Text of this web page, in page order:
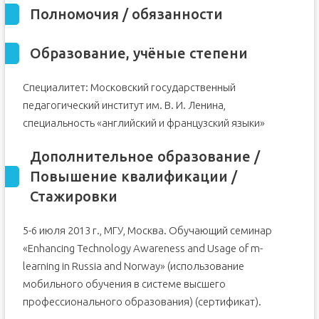
Полномочия / обязанности
Образование, учёные степени
Специалитет: Московский государственный
педагогический институт им. В. И. Ленина,
специальность «английский и французский языки»
Дополнительное образование /
Повышение квалификации /
Стажировки
5-6 июля 2013 г., МГУ, Москва. Обучающий семинар
«Enhancing Technology Awareness and Usage of m-
learning in Russia and Norway» (использование
мобильного обучения в системе высшего
профессионального образования) (сертификат).